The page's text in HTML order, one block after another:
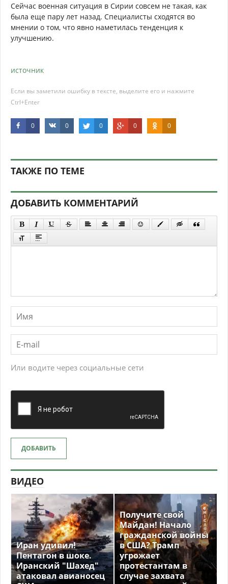
Сейчас военная ситуация в Сирии совсем не такая, как
была еще пару лет назад. Специалисты сходятся во
мнении о том, что явно наметилась тенденция к
улучшению.
источник
Если вы заметили ошибку в тексте, выделите его и нажмите
Ctrl+Enter
0 0 0 0 0
ТАКЖЕ ПО ТЕМЕ
ДОБАВИТЬ КОММЕНТАРИЙ
Или водите через социальные сети
ДОБАВИТЬ
ВИДЕО
Иран удивил!
Пентагон в шоке.
Иранский "Шахед"
атаковал авианосец
Получите свой
Майдан! Начало
гражданской войны
в США? Трамп
угрожает
протестантам в
случае захвата